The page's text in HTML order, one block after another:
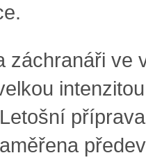
záchranáři ve